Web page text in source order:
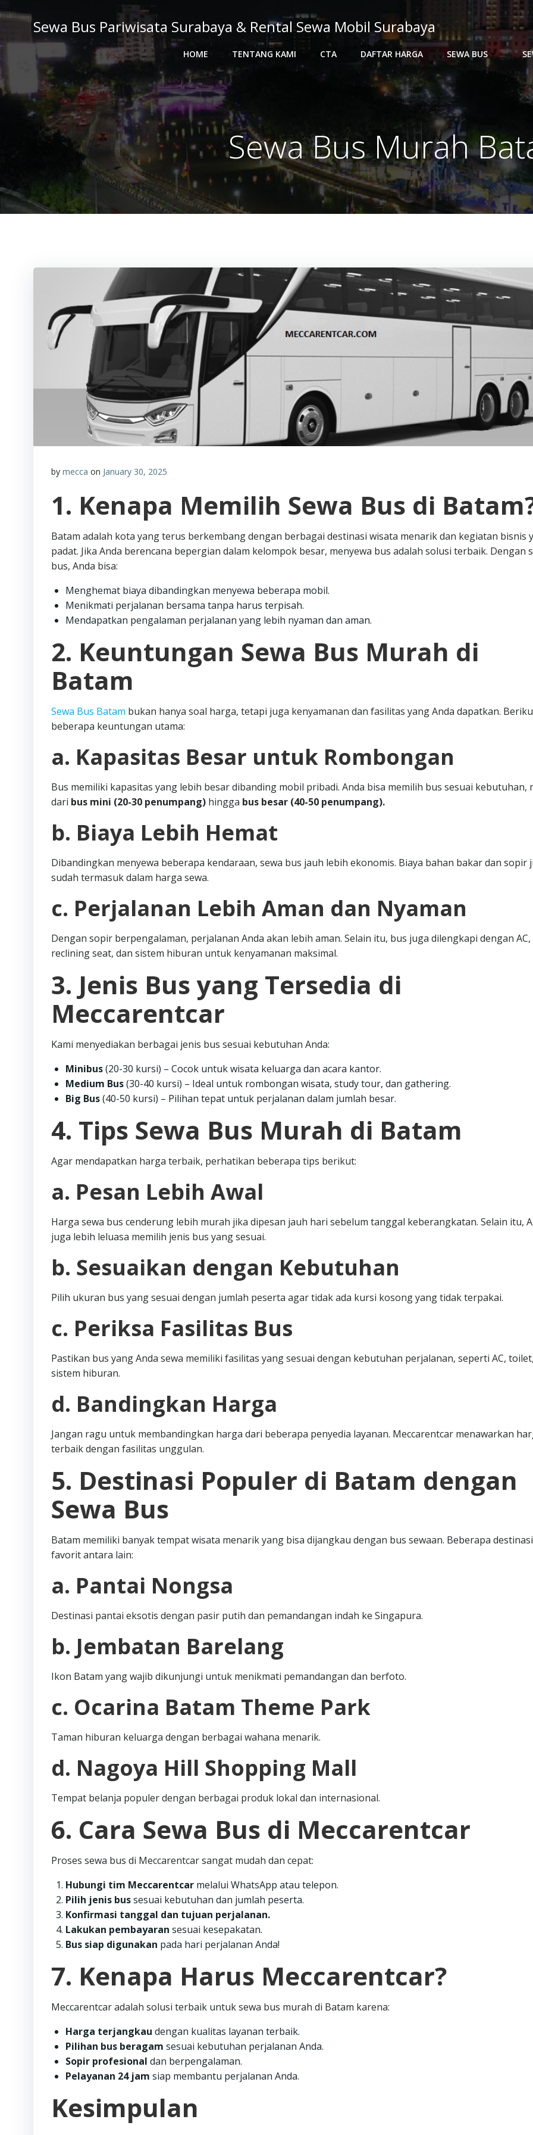
to
Sewa Bus Pariwisata Surabaya & Rental Sewa Mobil Surabaya
HOME TENTANG KAMI CTA DAFTAR HARGA SEWA BUS
Sewa Bus Murah
by mecca on January 30, 2025
1. Kenapa Memilih Sewa Bus di
Batam adalah kota yang terus berkembang dengan berbagai destinasi wisata menarik dan kegiatan bisnis
padat. Jika Anda berencana bepergian dalam kelompok besar, menyewa bus adalah solusi terbaik. Dengan
bus, Anda bisa:
Menghemat biaya dibandingkan menyewa beberapa mobil.
Menikmati perjalanan bersama tanpa harus terpisah.
Mendapatkan pengalaman perjalanan yang lebih nyaman dan aman.
2. Keuntungan Sewa Bus Murah di
Batam
Sewa Bus Batam bukan hanya soal harga, tetapi juga kenyamanan dan fasilitas yang Anda dapatkan.
beberapa keuntungan utama:
a. Kapasitas Besar untuk Rombongan
Bus memiliki kapasitas yang lebih besar dibanding mobil pribadi. Anda bisa memilih bus sesuai kebutuhan,
dari bus mini (20-30 penumpang) hingga bus besar (40-50 penumpang).
b. Biaya Lebih Hemat
Dibandingkan menyewa beberapa kendaraan, sewa bus jauh lebih ekonomis. Biaya bahan bakar dan sopir
sudah termasuk dalam harga sewa.
c. Perjalanan Lebih Aman dan Nyaman
Dengan sopir berpengalaman, perjalanan Anda akan lebih aman. Selain itu, bus juga dilengkapi dengan AC,
reclining seat, dan sistem hiburan untuk kenyamanan maksimal.
3. Jenis Bus yang Tersedia di
Meccarentcar
Kami menyediakan berbagai jenis bus sesuai kebutuhan Anda:
Minibus(20-30 kursi) – Cocok untuk wisata keluarga dan acara kantor.
Medium Bus(30-40 kursi) – Ideal untuk rombongan wisata, study tour, dan gathering.
Big Bus(40-50 kursi) – Pilihan tepat untuk perjalanan dalam jumlah besar.
4. Tips Sewa Bus Murah di Batam
Agar mendapatkan harga terbaik, perhatikan beberapa tips berikut:
a. Pesan Lebih Awal
Harga sewa bus cenderung lebih murah jika dipesan jauh hari sebelum tanggal keberangkatan. Selain itu,
juga lebih leluasa memilih jenis bus yang sesuai.
b. Sesuaikan dengan Kebutuhan
Pilih ukuran bus yang sesuai dengan jumlah peserta agar tidak ada kursi kosong yang tidak terpakai.
c. Periksa Fasilitas Bus
Pastikan bus yang Anda sewa memiliki fasilitas yang sesuai dengan kebutuhan perjalanan, seperti AC,
sistem hiburan.
d. Bandingkan Harga
Jangan ragu untuk membandingkan harga dari beberapa penyedia layanan. Meccarentcar menawarkan
terbaik dengan fasilitas unggulan.
5. Destinasi Populer di Batam dengan
Sewa Bus
Batam memiliki banyak tempat wisata menarik yang bisa dijangkau dengan bus sewaan. Beberapa destinasi
favorit antara lain:
a. Pantai Nongsa
Destinasi pantai eksotis dengan pasir putih dan pemandangan indah ke Singapura.
b. Jembatan Barelang
Ikon Batam yang wajib dikunjungi untuk menikmati pemandangan dan berfoto.
c. Ocarina Batam Theme Park
Taman hiburan keluarga dengan berbagai wahana menarik.
d. Nagoya Hill Shopping Mall
Tempat belanja populer dengan berbagai produk lokal dan internasional.
6. Cara Sewa Bus di Meccarentcar
Proses sewa bus di Meccarentcar sangat mudah dan cepat:
Hubungi tim Meccarentcar melalui WhatsApp atau telepon.
Pilih jenis bussesuai kebutuhan dan jumlah peserta.
Konfirmasi tanggal dan tujuan perjalanan.
Lakukan pembayaran sesuai kesepakatan.
Bus siap digunakan pada hari perjalanan Anda!
7. Kenapa Harus Meccarentcar?
Meccarentcar adalah solusi terbaik untuk sewa bus murah di Batam karena:
Harga terjangkau dengan kualitas layanan terbaik.
Pilihan bus beragam sesuai kebutuhan perjalanan Anda.
Sopir profesional dan berpengalaman.
Pelayanan 24 jam siap membantu perjalanan Anda.
Kesimpulan